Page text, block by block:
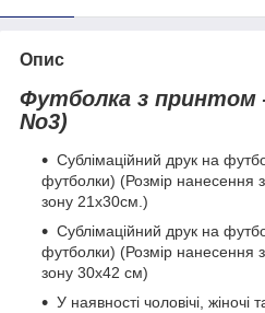
Опис
Футболка з
No3)
Сублімаційний друк на
футболки) (Розмір нанесення
зону 21х30см.)
Сублімаційний друк на
футболки) (Розмір нанесення
зону 30х42 см)
У наявності чоловічі, жіночі